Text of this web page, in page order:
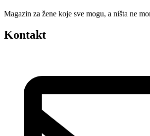
Magazin za žene koje sve mogu, a ništa ne
Kontakt